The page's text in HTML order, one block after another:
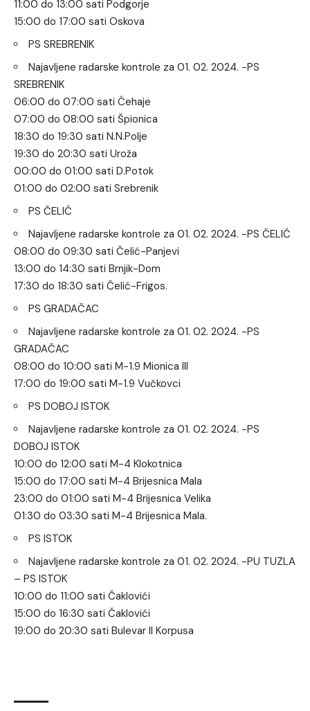
11:00 do 13:00 sati Podgorje
15:00 do 17:00 sati Oskova
PS SREBRENIK
Najavljene radarske kontrole za 01. 02. 2024. -PS
SREBRENIK
06:00 do 07:00 sati Ćehaje
07:00 do 08:00 sati Špionica
18:30 do 19:30 sati N.N.Polje
19:30 do 20:30 sati Uroža
00:00 do 01:00 sati D.Potok
01:00 do 02:00 sati Srebrenik
PS ČELIĆ
Najavljene radarske kontrole za 01. 02. 2024. -PS ČELIĆ
08:00 do 09:30 sati Čelić-Panjevi
13:00 do 14:30 sati Brnjik-Dom
17:30 do 18:30 sati Čelić-Frigos.
PS GRADAČAC
Najavljene radarske kontrole za 01. 02. 2024. -PS
GRADAČAC
08:00 do 10:00 sati M-1.9 Mionica III
17:00 do 19:00 sati M-1.9 Vučkovci
PS DOBOJ ISTOK
Najavljene radarske kontrole za 01. 02. 2024. -PS
DOBOJ ISTOK
10:00 do 12:00 sati M-4 Klokotnica
15:00 do 17:00 sati M-4 Brijesnica Mala
23:00 do 01:00 sati M-4 Brijesnica Velika
01:30 do 03:30 sati M-4 Brijesnica Mala.
PS ISTOK
Najavljene radarske kontrole za 01. 02. 2024. -PU TUZLA
– PS ISTOK
10:00 do 11:00 sati Čaklovići
15:00 do 16:30 sati Čaklovići
19:00 do 20:30 sati Bulevar II Korpusa